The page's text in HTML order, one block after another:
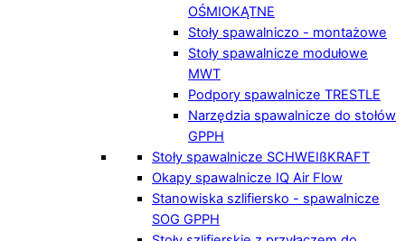
OŚMIOKĄTNE
Stoły spawalniczo - montażowe
Stoły spawalnicze modułowe
MWT
Podpory spawalnicze TRESTLE
Narzędzia spawalnicze do stołów
GPPH
Stoły spawalnicze SCHWEIßKRAFT
Okapy spawalnicze IQ Air Flow
Stanowiska szlifiersko - spawalnicze
SOG GPPH